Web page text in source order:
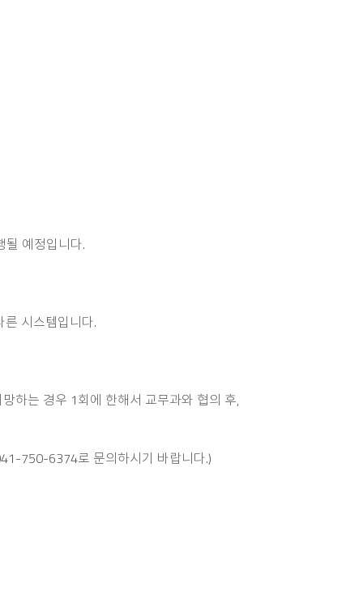
될 예정입니다.
시스템입니다.
하는 경우 1회에 한해서 교무과와 협의 후,
750-6374로 문의하시기 바랍니다.)